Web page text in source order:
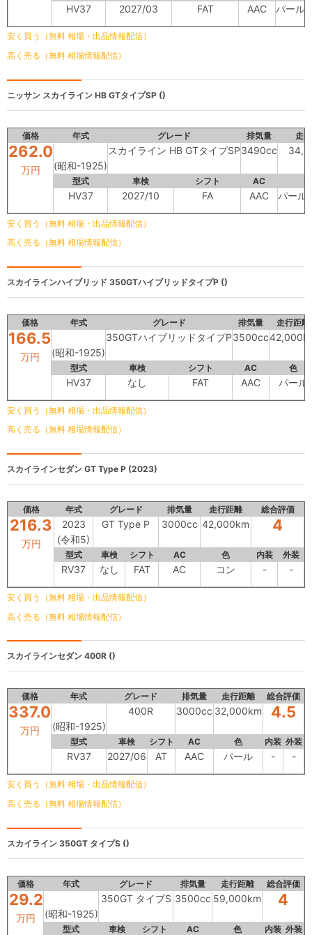
HV37 2027/03 FAT AAC パール
安く買う（無料 相場・出品情報配信）
高く売る（無料 相場情報配信）
ニッサン スカイライン HB GTタイプSP ()
価格 年式 グレード 排気量 走
262.0
万円 (昭和-1925)
スカイライン HB GTタイプSP3490cc
型式 車検 シフト AC
HV37 2027/10 FA AAC パール
安く買う（無料 相場・出品情報配信）
高く売る（無料 相場情報配信）
スカイラインハイブリッド 350GTハイブリッドタイプP ()
価格 年式 グレード 排気量 走行距離
166.5
万円 (昭和-1925)
350GTハイブリッドタイプP3500cc
型式 車検 シフト AC 色
HV37 なし FAT AAC パール
安く買う（無料 相場・出品情報配信）
高く売る（無料 相場情報配信）
スカイラインセダン GT Type P (2023)
価格 年式 グレード 排気量 走行距離 総合評価
216.3
万円
2023
(令和5)
GT Type P 3000cc 42,000km 4
型式 車検 シフト AC 色 内装 外装
RV37 なし FAT AC コン - -
安く買う（無料 相場・出品情報配信）
高く売る（無料 相場情報配信）
スカイラインセダン 400R ()
価格 年式 グレード 排気量 走行距離 総合評価
337.0
万円 (昭和-1925)
400R 3000cc 32,000km 4.5
型式 車検 シフト AC 色 内装 外装
RV37 2027/06 AT AAC パール - -
安く買う（無料 相場・出品情報配信）
高く売る（無料 相場情報配信）
スカイライン 350GT タイプS ()
価格 年式 グレード 排気量 走行距離 総合評価
29.2
万円 (昭和-1925)
350GT タイプS 3500cc 59,000km 4
型式 車検 シフト AC 色 内装 外装